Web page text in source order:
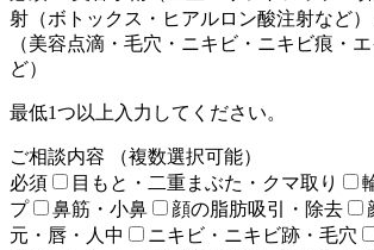
射（ボトックス・ヒアルロン酸注射など）
（美容点滴・毛穴・ニキビ・ニキビ痕・
ど）
最低1つ以上入力してください。
ご相談内容
（複数選択可能）
必須
目もと・二重まぶた・クマ取り
プ
鼻筋・小鼻 顔の脂肪吸引・除去
元・唇・人中
ニキビ・ニキビ跡・毛穴